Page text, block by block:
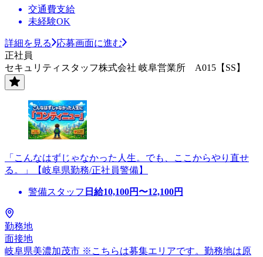
交通費支給
未経験OK
詳細を見る
応募画面に進む
正社員
セキュリティスタッフ株式会社 岐阜営業所 A015【SS】
「こんなはずじゃなかった人生。でも、ここからやり直せ
る。」【岐阜県勤務/正社員警備】
警備スタッフ 日給10,100円〜12,100円
勤務地
面接地
岐阜県美濃加茂市 ※こちらは募集エリアです。勤務地は原